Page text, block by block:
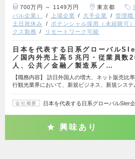
700万円 ～ 1149万円 東京都
バル企業）
上場企業 大手企業 管理職
土日祝休み
ポテンシャル採用（未経験可）
クス勤務
リモートワーク可能
日本を代表する日系グローバル
／国内外売上高５兆円・従業員数
人、公共／金融／製造系／…
【職務内容】 訪日外国人の増大、ネット販売比
行観光業界において、新規ビジネス、新規システ
会社概要 日本を代表する日系グローバルSIer
興味あり